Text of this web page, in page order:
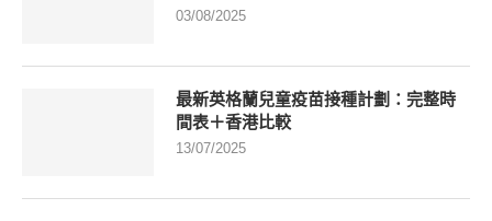
03/08/2025
最新英格蘭兒童疫苗接種計劃：完整時
間表＋香港比較
13/07/2025